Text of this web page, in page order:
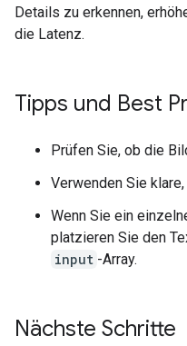
Details zu erkennen,
die Latenz.
Tipps und Best
Prüfen Sie, ob die
Verwenden Sie
Wenn Sie ein
platzieren Sie den
input -Array.
Nächste Schritte